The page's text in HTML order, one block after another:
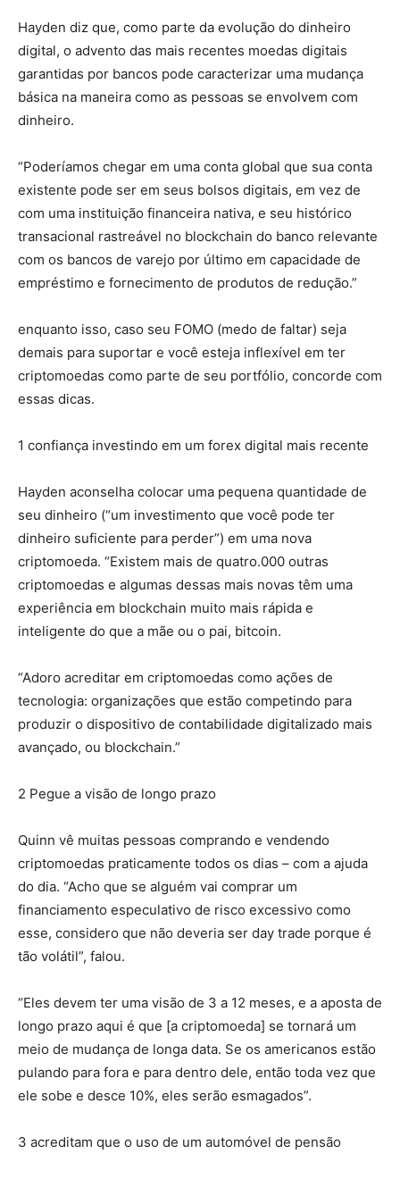
Hayden diz que, como parte da evolução do dinheiro
digital, o advento das mais recentes moedas digitais
garantidas por bancos pode caracterizar uma mudança
básica na maneira como as pessoas se envolvem com
dinheiro.
“Poderíamos chegar em uma conta global que sua conta
existente pode ser em seus bolsos digitais, em vez de
com uma instituição financeira nativa, e seu histórico
transacional rastreável no blockchain do banco relevante
com os bancos de varejo por último em capacidade de
empréstimo e fornecimento de produtos de redução.”
enquanto isso, caso seu FOMO (medo de faltar) seja
demais para suportar e você esteja inflexível em ter
criptomoedas como parte de seu portfólio, concorde com
essas dicas.
1 confiança investindo em um forex digital mais recente
Hayden aconselha colocar uma pequena quantidade de
seu dinheiro (“um investimento que você pode ter
dinheiro suficiente para perder”) em uma nova
criptomoeda. “Existem mais de quatro.000 outras
criptomoedas e algumas dessas mais novas têm uma
experiência em blockchain muito mais rápida e
inteligente do que a mãe ou o pai, bitcoin.
“Adoro acreditar em criptomoedas como ações de
tecnologia: organizações que estão competindo para
produzir o dispositivo de contabilidade digitalizado mais
avançado, ou blockchain.”
2 Pegue a visão de longo prazo
Quinn vê muitas pessoas comprando e vendendo
criptomoedas praticamente todos os dias – com a ajuda
do dia. “Acho que se alguém vai comprar um
financiamento especulativo de risco excessivo como
esse, considero que não deveria ser day trade porque é
tão volátil”, falou.
“Eles devem ter uma visão de 3 a 12 meses, e a aposta de
longo prazo aqui é que [a criptomoeda] se tornará um
meio de mudança de longa data. Se os americanos estão
pulando para fora e para dentro dele, então toda vez que
ele sobe e desce 10%, eles serão esmagados”.
3 acreditam que o uso de um automóvel de pensão